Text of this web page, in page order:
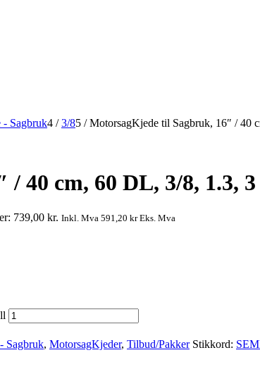
- Sagbruk4 / 3/85 / MotorsagKjede til Sagbruk, 16″ / 40
40 cm, 60 DL, 3/8, 1.3,
739,00 kr. Inkl. Mva 591,20 krEks. Mva
Sagbruk, MotorsagKjeder, Tilbud/Pakker Stikkord: